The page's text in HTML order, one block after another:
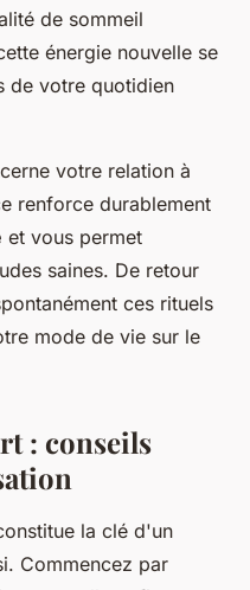
de sommeil
énergie nouvelle se
de votre quotidien
votre relation à
renforce durablement
et vous permet
saines. De retour
ces rituels
mode de vie sur le
: conseils
la clé d'un
Commencez par